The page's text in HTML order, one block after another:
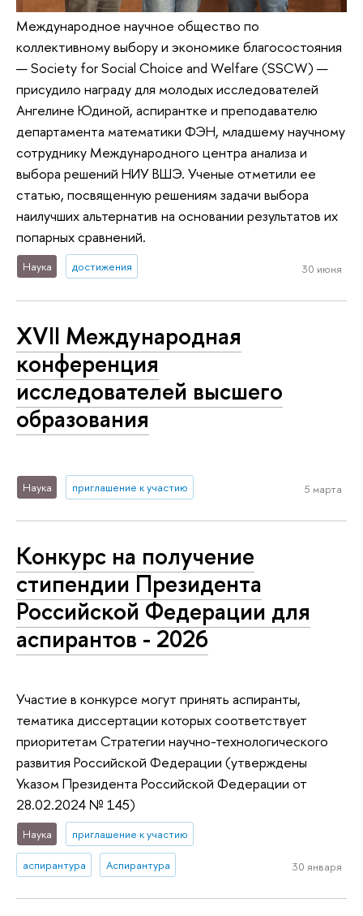
Международное научное общество по
коллективному выбору и экономике благосостояния
— Society for Social Choice and Welfare (SSCW) —
присудило награду для молодых исследователей
Ангелине Юдиной, аспирантке и преподавателю
департамента математики ФЭН, младшему научному
сотруднику Международного центра анализа и
выбора решений НИУ ВШЭ. Ученые отметили ее
статью, посвященную решениям задачи выбора
наилучших альтернатив на основании результатов их
попарных сравнений.
Наука достижения 30 июня
XVII Международная
конференция
исследователей высшего
образования
Наука приглашение к участию 5 марта
Конкурс на получение
стипендии Президента
Российской Федерации для
аспирантов - 2026
Участие в конкурсе могут принять аспиранты,
тематика диссертации которых соответствует
приоритетам Стратегии научно-технологического
развития Российской Федерации (утверждены
Указом Президента Российской Федерации от
28.02.2024 № 145)
Наука приглашение к участию
аспирантура Аспирантура 30 января